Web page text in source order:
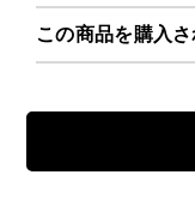
この商品を購入